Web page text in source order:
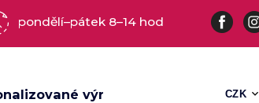
pondělí–pátek 8–14 hod
CZK
výrobky Všechny hračky